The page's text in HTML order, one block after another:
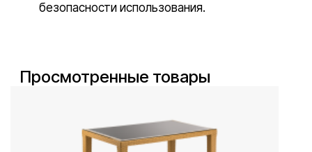
безопасности использования.
Просмотренные товары